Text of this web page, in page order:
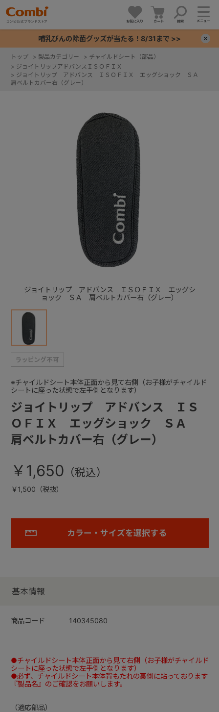
お気に入り カート 検索 メニュー
哺乳びんの除菌グッズが当たる！8/31まで >>
トップ > 製品カテゴリー > チャイルドシート（部品）
> ジョイトリップアドバンスＩＳＯＦＩＸ
> ジョイトリップ アドバンス ＩＳＯＦＩＸ エッグショック ＳＡ
肩ベルトカバー右（グレー）
ジョイトリップ アドバンス ＩＳＯＦＩＸ エッグシ
ョック ＳＡ 肩ベルトカバー右（グレー）
ジョイトリップ アドバンス ＩＳ
ＯＦＩＸ エッグショック ＳＡ
肩ベルトカバー右（グレー）
※チャイルドシート本体正面から見て右側（お子様がチャイルド
シートに座った状態で左手側となります）
￥1,650
￥1,500（税抜）
カラー・サイズを選択する
基本情報
商品コード 140345080
●チャイルドシート本体正面から見て右側（お子様がチャイルド
シートに座った状態で左手側となります）
●必ず、チャイルドシート本体背もたれの裏側に貼っております
『製品名』のご確認をお願いします。
（適応部品）